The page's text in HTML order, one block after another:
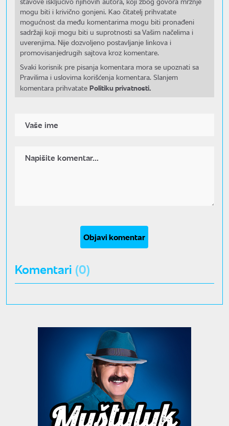
mogu biti i krivično gonjeni. Kao čitatelj prihvatate
mogućnost da među komentarima mogu biti pronađeni
sadržaji koji mogu biti u suprotnosti sa Vašim načelima i
uverenjima. Nije dozvoljeno postavljanje linkova i
promovisanjedrugih sajtova kroz komentare.
Svaki korisnik pre pisanja komentara mora se upoznati sa
Pravilima i uslovima korišćenja komentara. Slanjem
komentara prihvatate Politiku privatnosti.
Objavi komentar
Komentari (0)